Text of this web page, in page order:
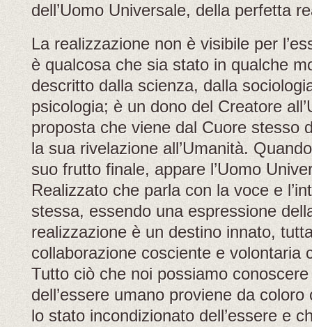
dell’Uomo Universale, della perfetta
La realizzazione non è visibile per
è qualcosa che sia stato in qualche
descritto dalla scienza, dalla
psicologia; è un dono del Creatore
proposta che viene dal Cuore stesso
la sua rivelazione all’Umanità.
suo frutto finale, appare l’Uomo
Realizzato che parla con la voce e
stessa, essendo una espressione
realizzazione è un destino innato,
collaborazione cosciente e volontaria
Tutto ciò che noi possiamo conoscere
dell’essere umano proviene da
lo stato incondizionato dell’essere e